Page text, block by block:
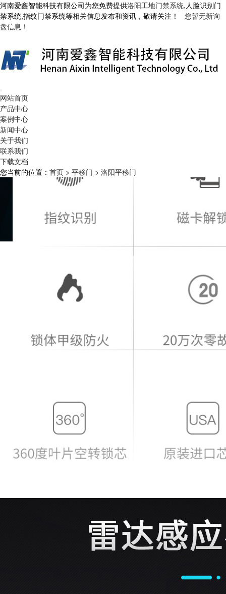
河南爱鑫智能科技有限公司为您免费提供洛阳工地门禁系统,人脸识别门
禁系统,指纹门禁系统等相关信息发布和资讯，敬请关注！ 您暂无新询
盘信息！
网站首页
产品中心
案例中心
新闻中心
关于我们
联系我们
下载文档
您当前的位置： 首页 > 平移门 > 洛阳平移门